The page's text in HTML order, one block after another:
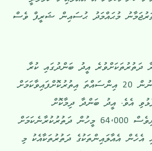
މުޙައްމަދު ޙުސައިން ޝަރީފް ވެސް
ދަތުރުތަކަށްވުރެ އީދު ބަންދުގައި ކުރާ
ދަތުރުތައް މޯލްޑިވިއަނުން 20 އިންސައްތަ އިތުރުކޮށްފައިވާކަމަށް
އެވެ. އީދު ބަންދާ ދިމާކޮށް
މޯލްޑިވިއަނުން އެކަނިވެސް 64،000 މީހުން ދަތުރުކުރާނެކަމަށް
އެހެން އެއާލައިންތަކުގެ ދަތުރުތަކާއެކު މި